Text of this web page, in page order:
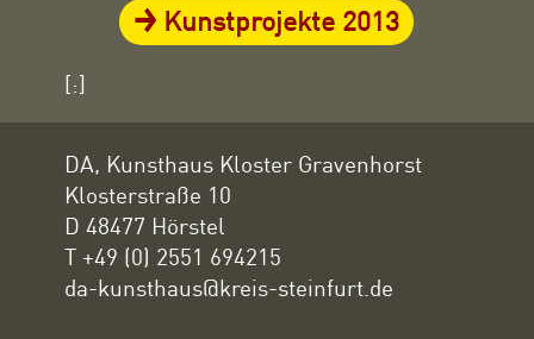
Kunstprojekte 2013
[:]
DA, Kunsthaus Kloster Gravenhorst
Klosterstraße 10
D 48477 Hörstel
T +49 (0) 2551 694215
da-kunsthaus@kreis-steinfurt.de